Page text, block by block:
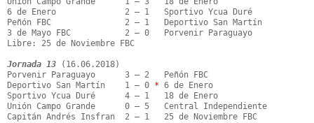
6 de Enero              2 – 1   Sportivo Ycua Duré
Peñón FBC               2 – 1   Deportivo San Martín
3 de Mayo FBC           2 – 0   Porvenir Paraguayo
Libre: 25 de Noviembre FBC
Jornada 13 (16.06.2018)
Porvenir Paraguayo      3 – 2   Peñón FBC
Deportivo San Martín    1 – 0 * 6 de Enero
Sportivo Ycua Duré      4 – 1   18 de Enero
Unión Campo Grande      0 – 5   Central Independiente
Capitán Andrés Insfran  2 – 1   25 de Noviembre FBC